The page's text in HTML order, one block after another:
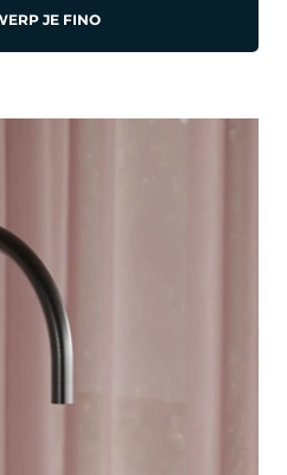
JE FINO